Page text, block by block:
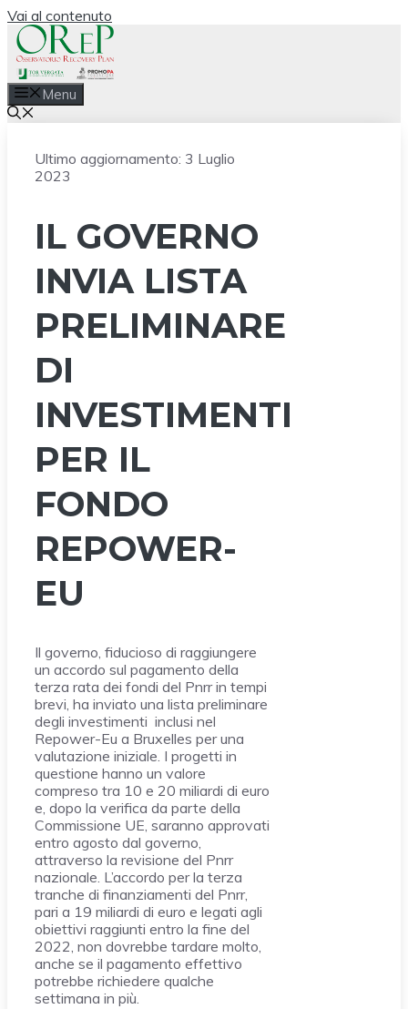
Vai al contenuto
Menu
Ultimo aggiornamento: 3 Luglio
2023
IL GOVERNO
INVIA LISTA
PRELIMINARE
DI
INVESTIMENTI
PER IL
FONDO
REPOWER-
EU
Il governo, fiducioso di raggiungere
un accordo sul pagamento della
terza rata dei fondi del Pnrr in tempi
brevi, ha inviato una lista preliminare
degli investimenti inclusi nel
Repower-Eu a Bruxelles per una
valutazione iniziale. I progetti in
questione hanno un valore
compreso tra 10 e 20 miliardi di euro
e, dopo la verifica da parte della
Commissione UE, saranno approvati
entro agosto dal governo,
attraverso la revisione del Pnrr
nazionale. L’accordo per la terza
tranche di finanziamenti del Pnrr,
pari a 19 miliardi di euro e legati agli
obiettivi raggiunti entro la fine del
2022, non dovrebbe tardare molto,
anche se il pagamento effettivo
potrebbe richiedere qualche
settimana in più.